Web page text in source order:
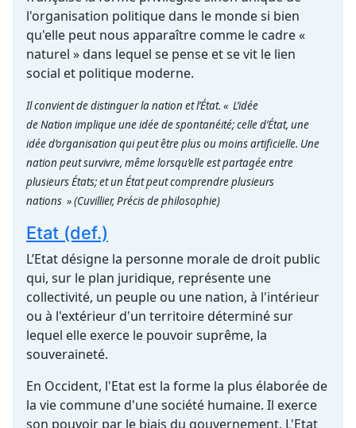
l'organisation politique dans le monde si bien
qu'elle peut nous apparaître comme le cadre «
naturel » dans lequel se pense et se vit le lien
social et politique moderne.
Il convient de distinguer la nation et l’État. « L’idée
de Nation implique une idée de spontanéité; celle d’État, une
idée d’organisation qui peut être plus ou moins artificielle. Une
nation peut survivre, même lorsqu’elle est partagée entre
plusieurs États; et un État peut comprendre plusieurs
nations »(Cuvillier, Précis de philosophie)
Etat (def.)
L’Etat désigne la personne morale de droit public
qui, sur le plan juridique, représente une
collectivité, un peuple ou une nation, à l'intérieur
ou à l'extérieur d'un territoire déterminé sur
lequel elle exerce le pouvoir suprême, la
souveraineté.
En Occident, l'Etat est la forme la plus élaborée de
la vie commune d'une société humaine. Il exerce
son pouvoir par le biais du gouvernement. L'Etat